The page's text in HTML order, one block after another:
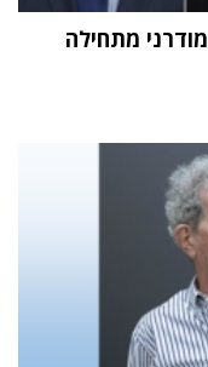
מתחילה